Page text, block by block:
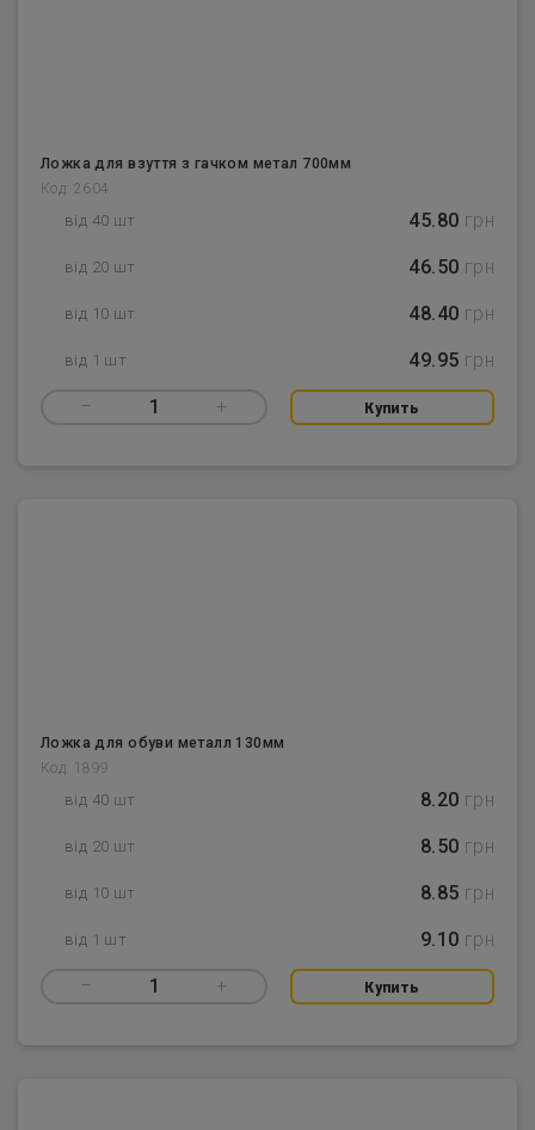
Ложка для взуття з гачком метал 700мм
Код: 2604
від 40 шт 45.80 грн
від 20 шт 46.50 грн
від 10 шт 48.40 грн
від 1 шт 49.95 грн
– 1 + Купить
Ложка для обуви металл 130мм
Код: 1899
від 40 шт 8.20 грн
від 20 шт 8.50 грн
від 10 шт 8.85 грн
від 1 шт 9.10 грн
– 1 + Купить